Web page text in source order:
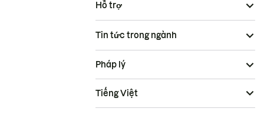
Hỗ trợ
Tin tức trong ngành
Pháp lý
Tiếng Việt